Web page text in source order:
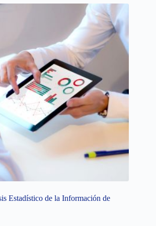
Estadístico de la Información de